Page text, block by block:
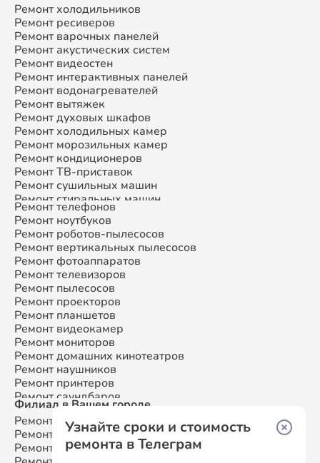
Ремонт холодильников
Ремонт ресиверов
Ремонт варочных панелей
Ремонт акустических систем
Ремонт видеостен
Ремонт интерактивных панелей
Ремонт водонагревателей
Ремонт вытяжек
Ремонт духовых шкафов
Ремонт холодильных камер
Ремонт морозильных камер
Ремонт кондиционеров
Ремонт ТВ-приставок
Ремонт сушильных машин
Ремонт стиральных машин
Ремонт микроволновых печей
Ремонт смарт-часов
Ремонт атс
Ремонт сплит-систем
Ремонт телефонов
Ремонт ноутбуков
Ремонт роботов-пылесосов
Ремонт вертикальных пылесосов
Ремонт фотоаппаратов
Ремонт телевизоров
Ремонт пылесосов
Ремонт проекторов
Ремонт планшетов
Ремонт видеокамер
Ремонт мониторов
Ремонт домашних кинотеатров
Ремонт наушников
Ремонт принтеров
Ремонт саундбаров
Ремонт VR систем
Ремонт сабвуферов
Ремонт посудомоечных машин
Филиал в Вашем городе
Ремонт SamsungМосква
Ремонт SamsungСанкт-Петербург
Ремонт SamsungКраснодар
Узнайте сроки и стоимость
ремонта в Телеграм